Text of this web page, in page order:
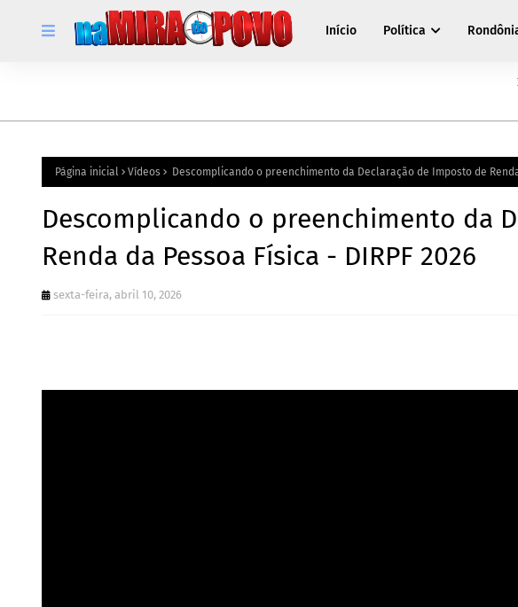
Início Política
Página inicial Vídeos Descomplicando o preenchimento da Declaração de Imposto de
Descomplicando o preenchimento da
Renda da Pessoa Física - DIRPF 2026
sexta-feira, abril 10, 2026